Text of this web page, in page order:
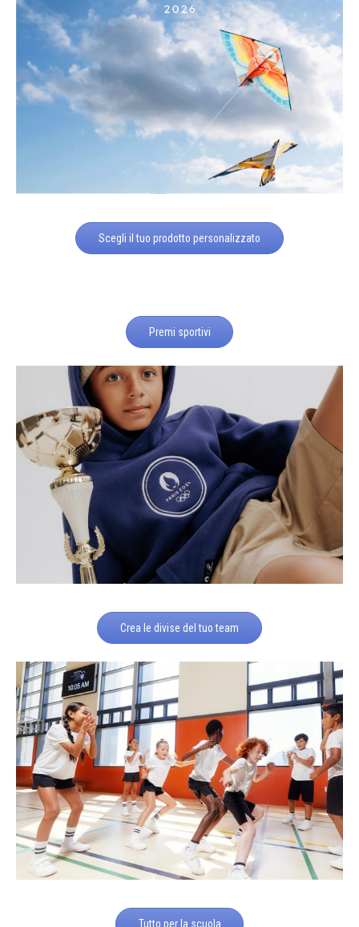
Scegli il tuo prodotto personalizzato
Premi sportivi
Crea le divise del tuo team
Tutto per la scuola